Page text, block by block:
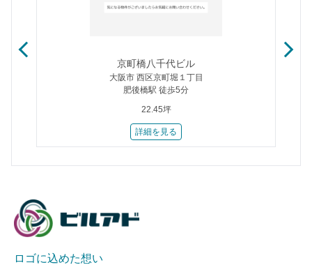
京町橋八千代ビル
大阪市 西区京町堀１丁目
肥後橋駅 徒歩5分
22.45坪
詳細を見る
ロゴに込めた想い